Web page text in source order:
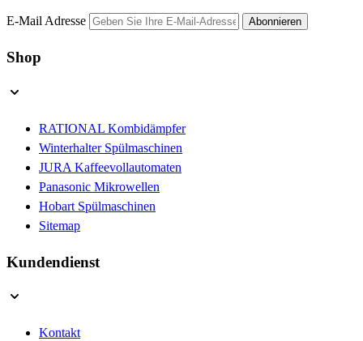
E-Mail Adresse Abonnieren
Shop
RATIONAL Kombidämpfer
Winterhalter Spülmaschinen
JURA Kaffeevollautomaten
Panasonic Mikrowellen
Hobart Spülmaschinen
Sitemap
Kundendienst
Kontakt